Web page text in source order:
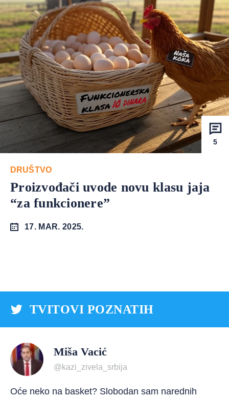
5
DRUŠTVO
Proizvođači uvode novu klasu jaja
“za funkcionere”
17. MAR. 2025.
TVITOVI POZNATIH
Miša Vacić
@kazi_zivela_srbija
Oće neko na basket? Slobodan sam narednih